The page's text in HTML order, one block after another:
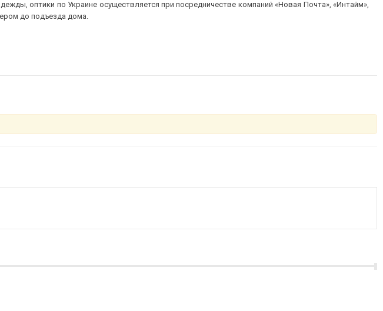
оптики по Украине осуществляется при посредничестве компаний «Новая Почта», «Интайм»,
до подъезда дома.